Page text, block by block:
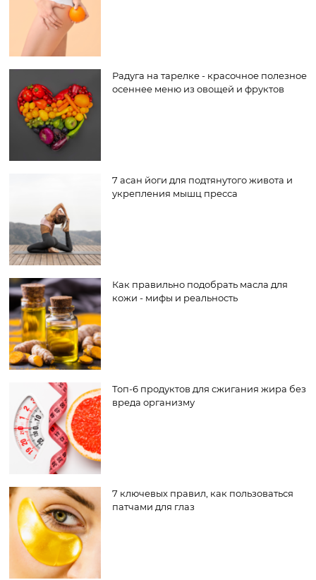
Радуга на тарелке - красочное полезное
осеннее меню из овощей и фруктов
7 асан йоги для подтянутого живота и
укрепления мышц пресса
Как правильно подобрать масла для
кожи - мифы и реальность
Топ-6 продуктов для сжигания жира без
вреда организму
7 ключевых правил, как пользоваться
патчами для глаз